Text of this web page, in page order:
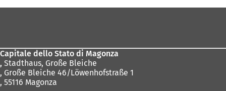
Capitale dello Stato di Magonza
, Stadthaus, Große Bleiche
, Große Bleiche 46/Löwenhofstraße 1
, 55116 Magonza